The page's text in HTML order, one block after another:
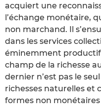
acquiert une
l’échange monétaire,
non marchand. Il
dans les services
éminemment
champ de la richesse
dernier n’est pas le
richesses naturelles et
formes non monétaires